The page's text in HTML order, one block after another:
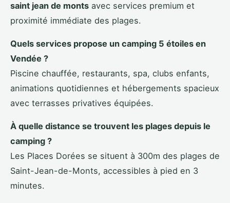
saint jean de monts avec services premium et
proximité immédiate des plages.
Quels services propose un camping 5 étoiles en
Vendée ?
Piscine chauffée, restaurants, spa, clubs enfants,
animations quotidiennes et hébergements spacieux
avec terrasses privatives équipées.
À quelle distance se trouvent les plages depuis le
camping ?
Les Places Dorées se situent à 300m des plages de
Saint-Jean-de-Monts, accessibles à pied en 3
minutes.